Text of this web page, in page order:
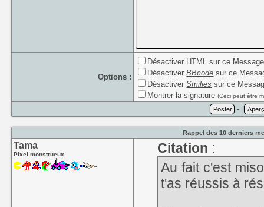
Options :
Désactiver HTML sur ce Message
DésactiverBBcode sur ce
DésactiverSmilies sur ce
Montrer la signature(Ceci peut être
-
Rappel des 10 derniers
Tama
Pixel monstrueux Citation :
Au fait c'est
t'as réussis à